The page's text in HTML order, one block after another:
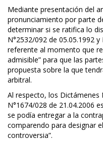
Mediante presentación del
pronunciamiento por parte
determinar si se ratifica lo
N°2532/092 de 05.05.1992
referente al momento que
admisible” para que las
propuesta sobre la que
arbitral.
Al respecto, los Dictámenes
N°1674/028 de 21.04.2006
se podía entregar a la
comparendo para designar
controversia”.